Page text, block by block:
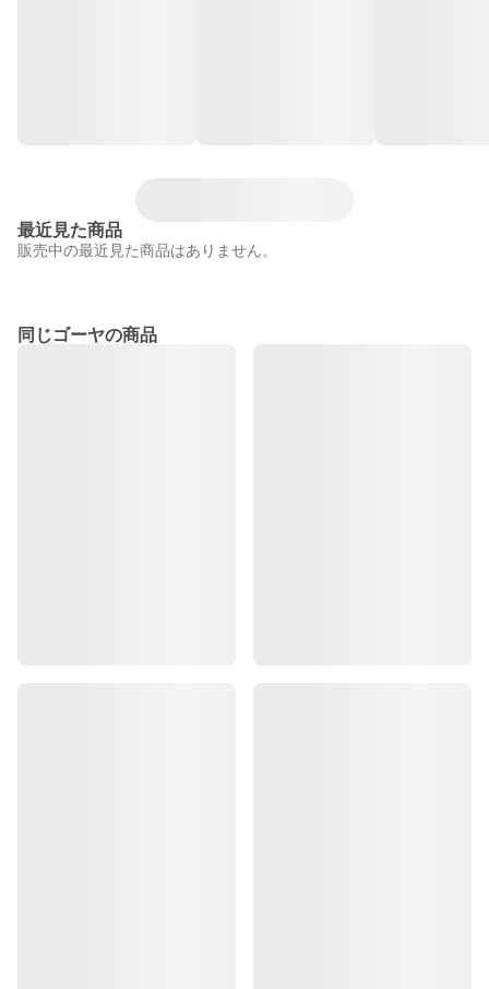
最近見た商品
販売中の最近見た商品はありません。
同じゴーヤの商品